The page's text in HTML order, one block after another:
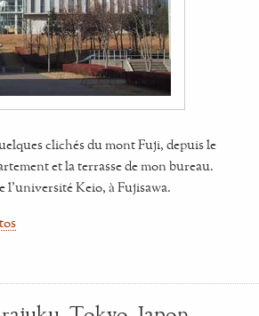
clichés du mont Fuji, depuis le
et la terrasse de mon bureau.
l'université Keio, à Fujisawa.